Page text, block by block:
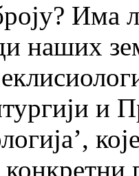
Има
наших
и